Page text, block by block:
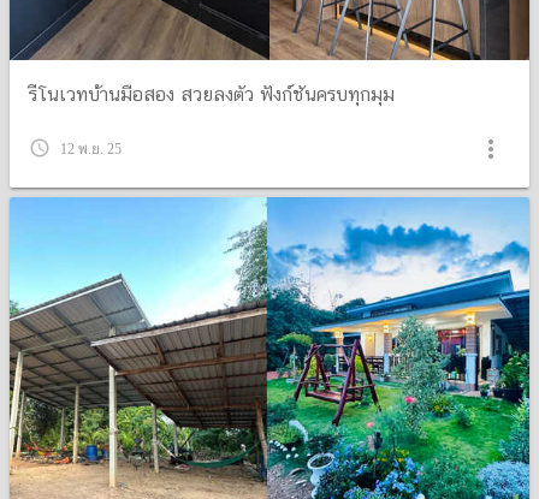
รีโนเวทบ้านมือสอง สวยลงตัว ฟังก์ชันครบทุกมุม
query_builder 12 พ.ย. 25 more_vert